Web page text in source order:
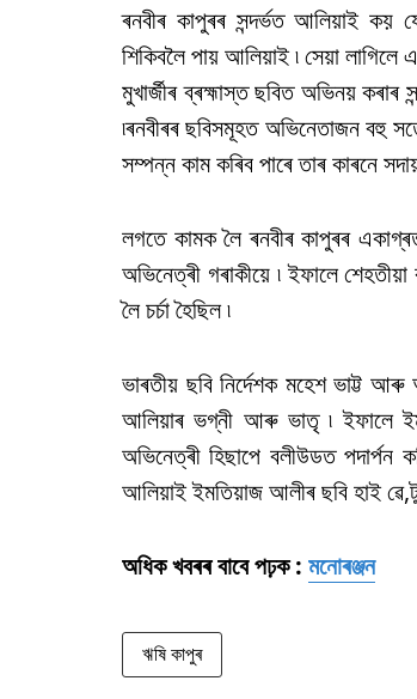
ৰনবীৰ কাপুৰৰ সন্দৰ্ভত আলিয়াই
শিকিবলৈ পায় আলিয়াই ৷ সেয়া
মুখাৰ্জীৰ ব্ৰহ্মাস্ত ছবিত অভিনয়
৷ৰনবীৰৰ ছবিসমূহত অভিনেতাজন বহু
সম্পন্ন কাম কৰিব পাৰে তাৰ কাৰনে
লগতে কামক লৈ ৰনবীৰ কাপুৰৰ
অভিনেত্ৰী গৰাকীয়ে ৷ ইফালে
লৈ চৰ্চা হৈছিল ৷
ভাৰতীয় ছবি নিৰ্দেশক মহেশ ভাট্ট
আলিয়াৰ ভগ্নী আৰু ভাতৃ ৷ ইফালে
অভিনেত্ৰী হিছাপে বলীউডত পদাৰ্পন
আলিয়াই ইমতিয়াজ আলীৰ ছবি হাই
অধিক খবৰৰ বাবে পঢ়ক : মনোৰঞ্জন
ঋষি কাপুৰ